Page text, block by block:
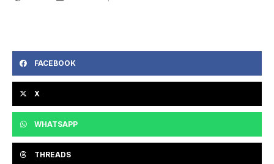
FACEBOOK
X
WHATSAPP
THREADS